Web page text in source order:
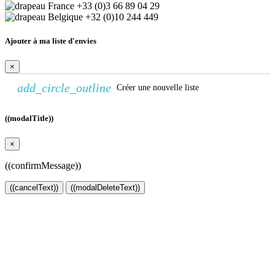
+33 (0)3 66 89 04 29
+32 (0)10 244 449
Ajouter à ma liste d'envies
×
add_circle_outline Créer une nouvelle liste
((modalTitle))
×
((confirmMessage))
((cancelText)) ((modalDeleteText))